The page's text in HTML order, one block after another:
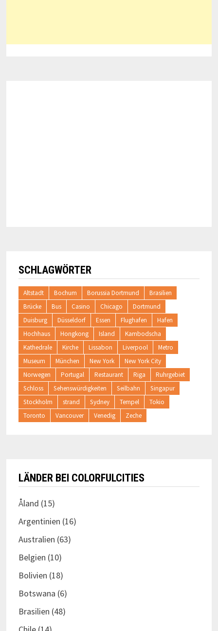
SCHLAGWÖRTER
Altstadt Bochum Borussia Dortmund
Brasilien
Brücke
Bus Casino Chicago
Dortmund
Duisburg
Düsseldorf Essen Flughafen
Hafen
Hochhaus
Hongkong Island
Kambodscha
Kathedrale
Kirche Lissabon Liverpool
Metro
Museum
München New York
New York City
Norwegen
Portugal Restaurant Riga
Ruhrgebiet
Schloss
Sehenswürdigkeiten Seilbahn
Singapur
Stockholm
strand Sydney Tempel
Tokio
Toronto
Vancouver Venedig Zeche
LÄNDER BEI COLORFULCITIES
Åland (15)
Argentinien (16)
Australien (63)
Belgien (10)
Bolivien (18)
Botswana (6)
Brasilien (48)